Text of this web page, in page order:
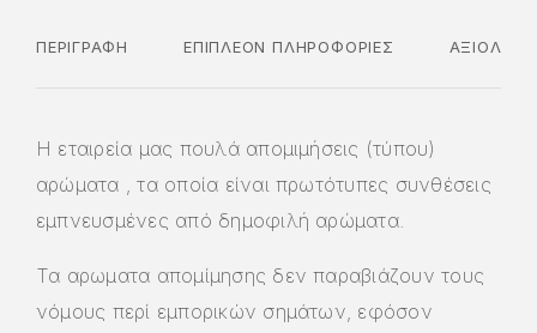
ΠΕΡΙΓΡΑΦΉ ΕΠΙΠΛΈΟΝ ΠΛΗΡΟΦΟΡΊΕΣ
Η εταιρεία μας πουλά απομιμήσεις (τύπου)
αρώματα , τα οποία είναι πρωτότυπες συνθέσεις
εμπνευσμένες από δημοφιλή αρώματα.
Τα αρωματα απομίμησης δεν παραβιάζουν τους
νόμους περί εμπορικών σημάτων, εφόσον